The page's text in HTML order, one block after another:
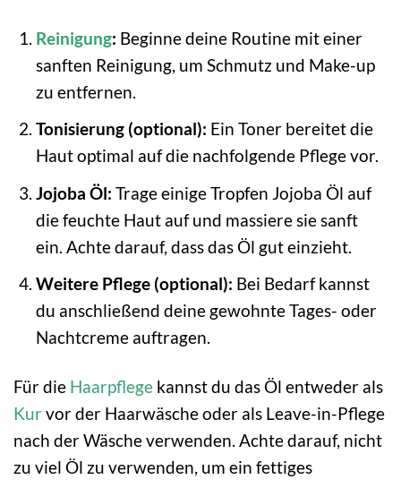
Reinigung: Beginne deine Routine mit einer
sanften Reinigung, um Schmutz und Make-up
zu entfernen.
Tonisierung (optional): Ein Toner bereitet die
Haut optimal auf die nachfolgende Pflege vor.
Jojoba Öl: Trage einige Tropfen Jojoba Öl auf
die feuchte Haut auf und massiere sie sanft
ein. Achte darauf, dass das Öl gut einzieht.
Weitere Pflege (optional): Bei Bedarf kannst
du anschließend deine gewohnte Tages- oder
Nachtcreme auftragen.
Für die Haarpflege kannst du das Öl entweder als
Kurvor der Haarwäsche oder als Leave-in-Pflege
nach der Wäsche verwenden. Achte darauf, nicht
zu viel Öl zu verwenden, um ein fettiges